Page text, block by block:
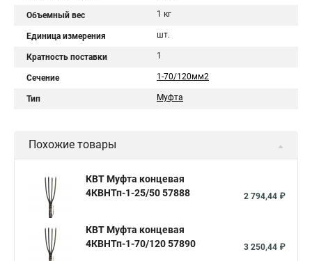
Объемный вес 1 кг
Единица измерения шт.
Кратность поставки 1
Сечение 1-70/120мм2
Тип Муфта
Похожие товары
КВТ Муфта концевая
4КВНТп-1-25/50 57888
2 794,44 ₽
КВТ Муфта концевая
4КВНТп-1-70/120 57890
3 250,44 ₽